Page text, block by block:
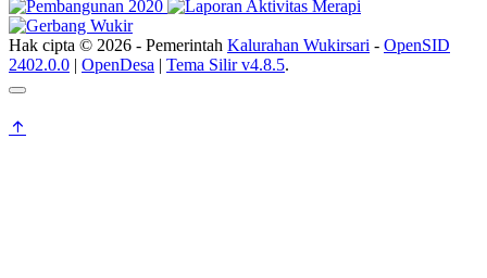
Hak cipta © 2026 - Pemerintah Kalurahan Wukirsari - OpenSID
2402.0.0 | OpenDesa | Tema Silir v4.8.5.